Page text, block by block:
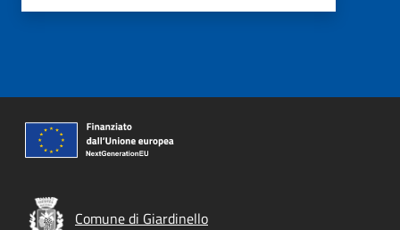
Comune di Giardinello